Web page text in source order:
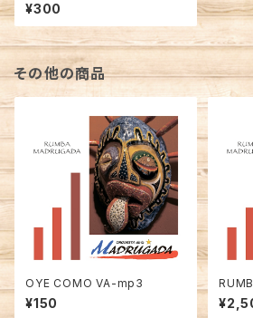
¥300
その他の商品
OYE COMO VA-mp3
¥150
ull Album